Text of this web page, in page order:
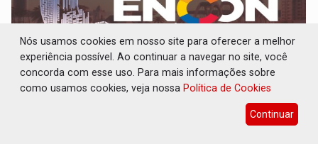
EVENTO: ENCON 2026 reunirá síndicos,
Nós usamos cookies em nosso site para oferecer a melhor
experiência possível. Ao continuar a navegar no site, você
concorda com esse uso. Para mais informações sobre
como usamos cookies, veja nossa Política de Cookies
Continuar